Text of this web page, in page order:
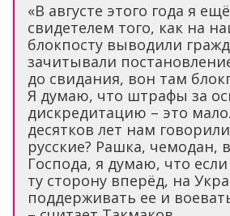
«В августе этого года я
свидетелем того, как на
блокпосту выводили
зачитывали
до свидания, вон там
Я думаю, что штрафы за
дискредитацию – это
десятков лет нам
русские? Рашка, чемодан,
Господа, я думаю, что
ту сторону вперёд, на
поддерживать ее и